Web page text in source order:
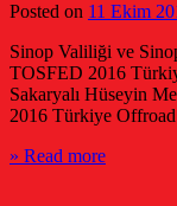
Posted on 11 Ekim
Sinop Valiliği ve
TOSFED 2016
Sakaryalı Hüseyin
2016 Türkiye
» Read more